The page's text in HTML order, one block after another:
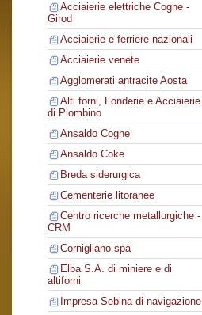
Acciaierie elettriche Cogne -
Girod
Acciaierie e ferriere nazionali
Acciaierie venete
Agglomerati antracite Aosta
Alti forni, Fonderie e Acciaierie
di Piombino
Ansaldo Cogne
Ansaldo Coke
Breda siderurgica
Cementerie litoranee
Centro ricerche metallurgiche -
CRM
Cornigliano spa
Elba S.A. di miniere e di
altiforni
Impresa Sebina di navigazione